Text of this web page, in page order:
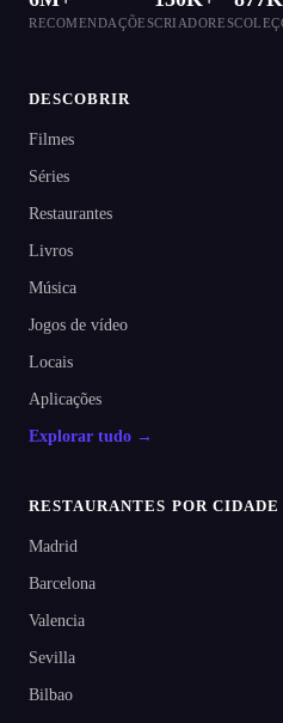
RECOMENDAÇÕESCRIADORES
DESCOBRIR
Filmes
Séries
Restaurantes
Livros
Música
Jogos de vídeo
Locais
Aplicações
Explorar tudo →
RESTAURANTES POR CIDADE
Madrid
Barcelona
Valencia
Sevilla
Bilbao